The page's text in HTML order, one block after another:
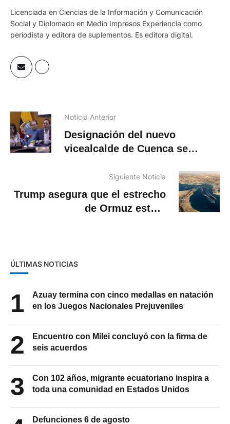
Licenciada en Ciencias de la Información y Comunicación
Social y Diplomado en Medio Impresos Experiencia como
periodista y editora de suplementos. Es editora digital.
Noticia Anterior
Designación del nuevo
vicealcalde de Cuenca se
Siguiente Noticia
Trump asegura que el estrecho
de Ormuz estará
ÚLTIMAS NOTICIAS
1
Azuay termina con cinco medallas en natación
en los Juegos Nacionales Prejuveniles
2
Encuentro con Milei concluyó con la firma de
seis acuerdos
3
Con 102 años, migrante ecuatoriano inspira a
toda una comunidad en Estados Unidos
Defunciones 6 de agosto